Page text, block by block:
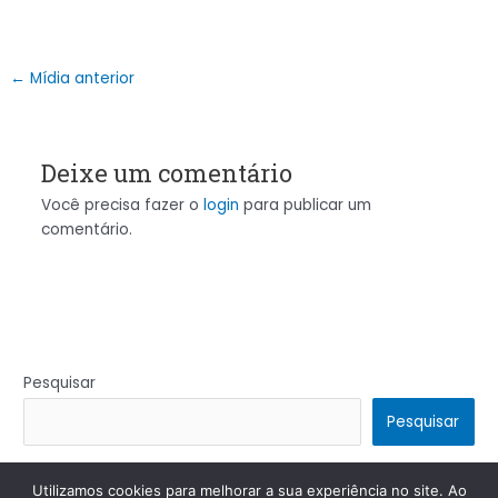
← Mídia anterior
Deixe um comentário
Você precisa fazer o login para publicar um
comentário.
Pesquisar
Pesquisar
Utilizamos cookies para melhorar a sua experiência no site. Ao